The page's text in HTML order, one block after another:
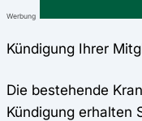
Werbung
Kündigung Ihrer
Die bestehende
Kündigung erhalten